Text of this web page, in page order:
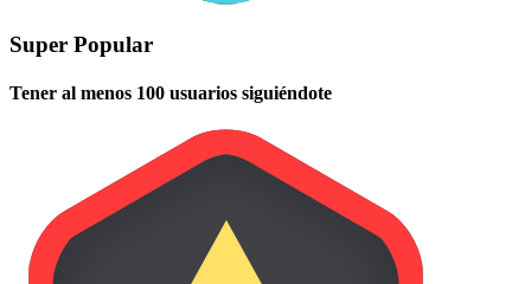
Super Popular
Tener al menos 100 usuarios siguiéndote